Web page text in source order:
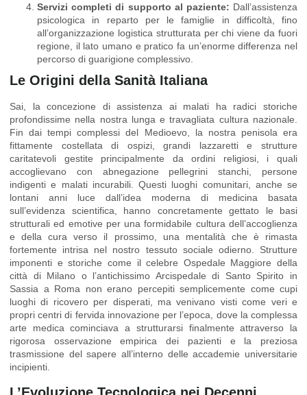
Servizi completi di supporto al paziente: Dall’assistenza
psicologica in reparto per le famiglie in difficoltà, fino
all’organizzazione logistica strutturata per chi viene da fuori
regione, il lato umano e pratico fa un’enorme differenza nel
percorso di guarigione complessivo.
Le Origini della Sanità Italiana
Sai, la concezione di assistenza ai malati ha radici storiche
profondissime nella nostra lunga e travagliata cultura nazionale.
Fin dai tempi complessi del Medioevo, la nostra penisola era
fittamente costellata di ospizi, grandi lazzaretti e strutture
caritatevoli gestite principalmente da ordini religiosi, i quali
accoglievano con abnegazione pellegrini stanchi, persone
indigenti e malati incurabili. Questi luoghi comunitari, anche se
lontani anni luce dall’idea moderna di medicina basata
sull’evidenza scientifica, hanno concretamente gettato le basi
strutturali ed emotive per una formidabile cultura dell’accoglienza
e della cura verso il prossimo, una mentalità che è rimasta
fortemente intrisa nel nostro tessuto sociale odierno. Strutture
imponenti e storiche come il celebre Ospedale Maggiore della
città di Milano o l’antichissimo Arcispedale di Santo Spirito in
Sassia a Roma non erano percepiti semplicemente come cupi
luoghi di ricovero per disperati, ma venivano visti come veri e
propri centri di fervida innovazione per l’epoca, dove la complessa
arte medica cominciava a strutturarsi finalmente attraverso la
rigorosa osservazione empirica dei pazienti e la preziosa
trasmissione del sapere all’interno delle accademie universitarie
incipienti.